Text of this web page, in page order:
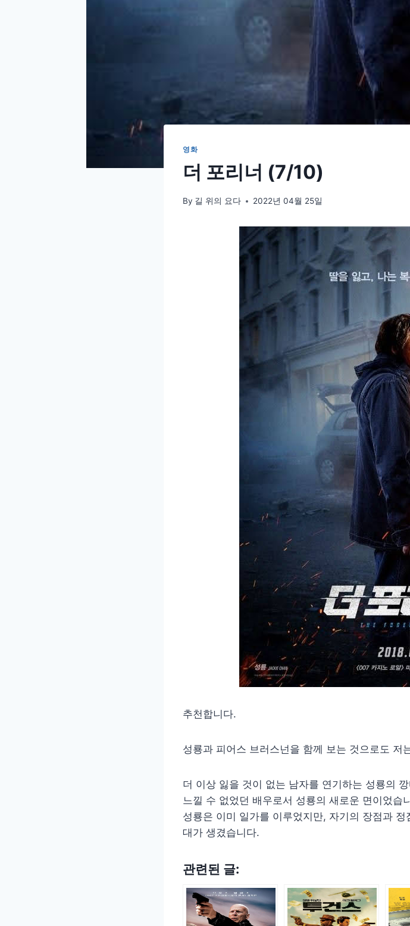
영화
더 포리너 (7/10)
By 길 위의 요다 2022년 04월 25일
추천합니다.
성룡과 피어스 브러스넌을 함께 보는 것으로도 저
더 이상 잃을 것이 없는 남자를 연기하는 성룡의
느낄 수 없었던 배우로서 성룡의 새로운 면이었습
성룡은 이미 일가를 이루었지만, 자기의 장점과
대가 생겼습니다.
관련된 글: